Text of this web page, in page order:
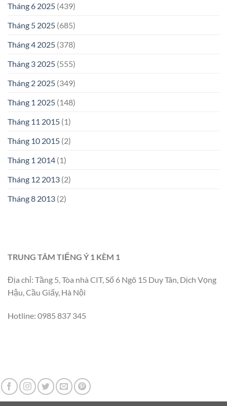
Tháng 6 2025 (439)
Tháng 5 2025 (685)
Tháng 4 2025 (378)
Tháng 3 2025 (555)
Tháng 2 2025 (349)
Tháng 1 2025 (148)
Tháng 11 2015 (1)
Tháng 10 2015 (2)
Tháng 1 2014 (1)
Tháng 12 2013 (2)
Tháng 8 2013 (2)
TRUNG TÂM TIẾNG Ý 1 KÈM 1
Địa chỉ: Tầng 5, Tòa nhà CIT, Số 6 Ngõ 15 Duy Tân, Dịch Vọng
Hậu, Cầu Giấy, Hà Nội
Hotline: 0985 837 345